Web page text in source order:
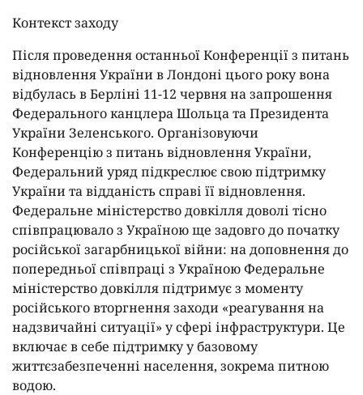
Контекст заходу
Після проведення останньої Конференції з питань
відновлення України в Лондоні цього року вона
відбулась в Берліні 11-12 червня на запрошення
Федерального канцлера Шольца та Президента
України Зеленського. Організовуючи
Конференцію з питань відновлення України,
Федеральний уряд підкреслює свою підтримку
України та відданість справі її відновлення.
Федеральне міністерство довкілля доволі тісно
співпрацювало з Україною ще задовго до початку
російської загарбницької війни: на доповнення до
попередньої співпраці з Україною Федеральне
міністерство довкілля підтримує з моменту
російського вторгнення заходи «реагування на
надзвичайні ситуації» у сфері інфраструктури. Це
включає в себе підтримку у базовому
життєзабезпеченні населення, зокрема питною
водою.